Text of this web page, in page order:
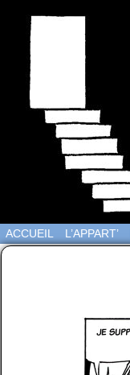
ACCUEIL L’APPART’